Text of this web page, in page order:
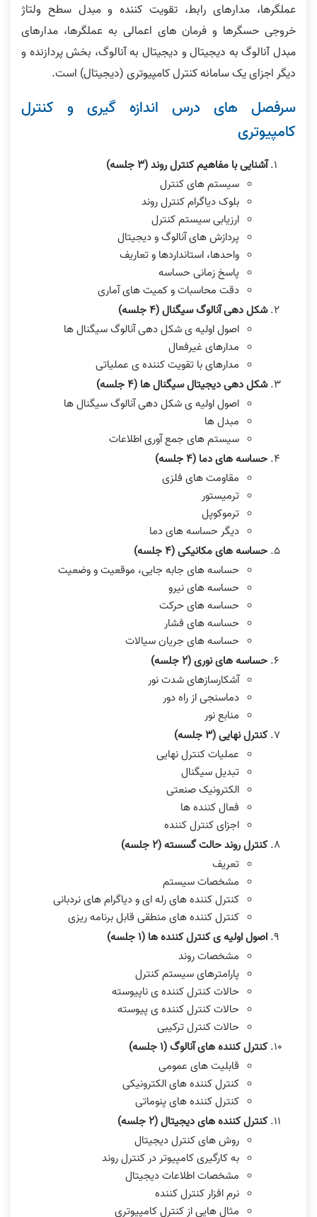
عملگرها، مدارهای رابط، تقویت کننده و مبدل سطح ولتاژ
خروجی حسگرها و فرمان های اعمالی به عملگرها، مدارهای
مبدل آنالوگ به دیجیتال و دیجیتال به آنالوگ، بخش پردازنده و
دیگر اجزای یک سامانه کنترل کامپیوتری (دیجیتال) است.
سرفصل های درس اندازه گیری و کنترل
کامپیوتری
آشنایی با مفاهیم کنترل روند (٣ جلسه)
سیستم های کنترل
بلوک دیاگرام کنترل روند
ارزیابی سیستم کنترل
پردازش های آنالوگ و دیجیتال
واحدها، استانداردها و تعاریف
پاسخ زمانی حساسه
دقت محاسبات و کمیت های آماری
شکل دهی آنالوگ سیگنال (۴ جلسه)
اصول اولیه ی شکل دهی آنالوگ سیگنال ها
مدارهای غیرفعال
مدارهای با تقویت کننده ی عملیاتی
شکل دهی دیجیتال سیگنال ها (۴ جلسه)
اصول اولیه ی شکل دهی آنالوگ سیگنال ها
مبدل ها
سیستم های جمع آوری اطلاعات
حساسه های دما (۴ جلسه)
مقاومت های فلزی
ترمیستور
ترموکوپل
دیگر حساسه های دما
حساسه های مکانیکی (۴ جلسه)
حساسه های جابه جایی، موقعیت و وضعیت
حساسه های نیرو
حساسه های حرکت
حساسه های فشار
حساسه های جریان سیالات
حساسه های نوری (٢ جلسه)
آشکارسازهای شدت نور
دماسنجی از راه دور
منابع نور
کنترل نهایی (٣ جلسه)
عملیات کنترل نهایی
تبدیل سیگنال
الکترونیک صنعتی
فعال کننده ها
اجزای کنترل کننده
کنترل روند حالت گسسته (٢ جلسه)
تعریف
مشخصات سیستم
کنترل کننده های رله ای و دیاگرام های نردبانی
کنترل کننده های منطقی قابل برنامه ریزی
اصول اولیه ی کنترل کننده ها (١ جلسه)
مشخصات روند
پارامترهای سیستم کنترل
حالات کنترل کننده ی ناپیوسته
حالات کنترل کننده ی پیوسته
حالات کنترل ترکیبی
کنترل کننده های آنالوگ (١ جلسه)
قابلیت های عمومی
کنترل کننده های الکترونیکی
کنترل کننده های پنوماتی
کنترل کننده های دیجیتال (٢ جلسه)
روش های کنترل دیجیتال
به کارگیری کامپیوتر در کنترل روند
مشخصات اطلاعات دیجیتال
نرم افزار کنترل کننده
مثال هایی از کنترل کامپیوتری